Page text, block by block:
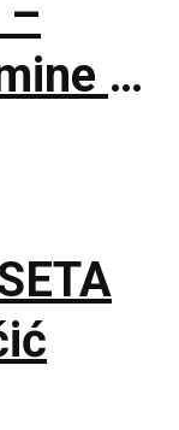
–
u